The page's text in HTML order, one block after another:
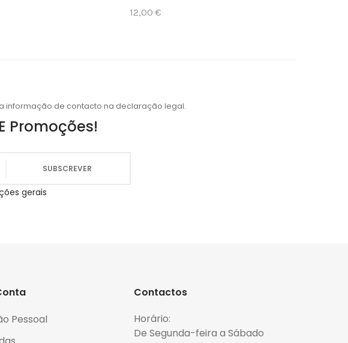
12,00 €
informação de contacto na declaração legal.
Promoções!
gerais
Pessoal
Contactos
Horário:
De Segunda-feira a Sábado